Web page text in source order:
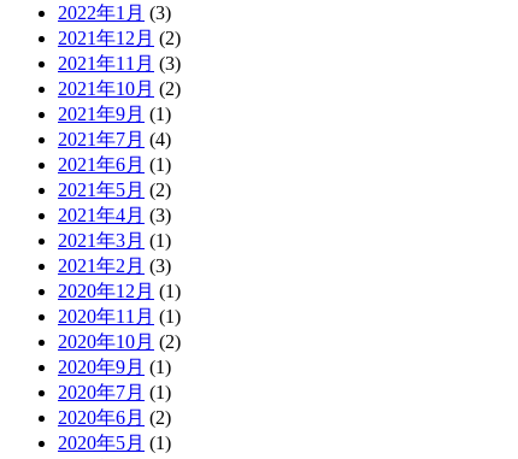
2022年1月 (3)
2021年12月 (2)
2021年11月 (3)
2021年10月 (2)
2021年9月 (1)
2021年7月 (4)
2021年6月 (1)
2021年5月 (2)
2021年4月 (3)
2021年3月 (1)
2021年2月 (3)
2020年12月 (1)
2020年11月 (1)
2020年10月 (2)
2020年9月 (1)
2020年7月 (1)
2020年6月 (2)
2020年5月 (1)